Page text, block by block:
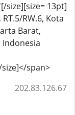
[/size][size= 13pt]
RW.6, Kota
Barat,
Indonesia
span>
202.83.126.67